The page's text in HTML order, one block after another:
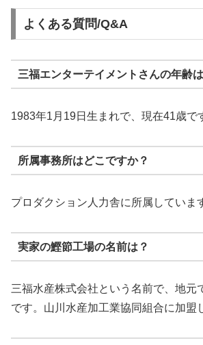
よくある質問/Q&A
三福エンターテイメントさんの年齢
1983年1月19日生まれで、現在41歳で
所属事務所はどこですか？
プロダクション人力舎に所属していま
実家の鰹節工場の名前は？
三福水産株式会社という名前で、地元
です。山川水産加工業協同組合に加盟